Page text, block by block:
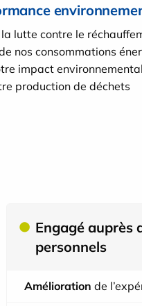
lutte contre le
nos consommations
impact
production de déchets
sont accrédités
de nos émissions de
Engagé auprès
personnels
Amélioration de